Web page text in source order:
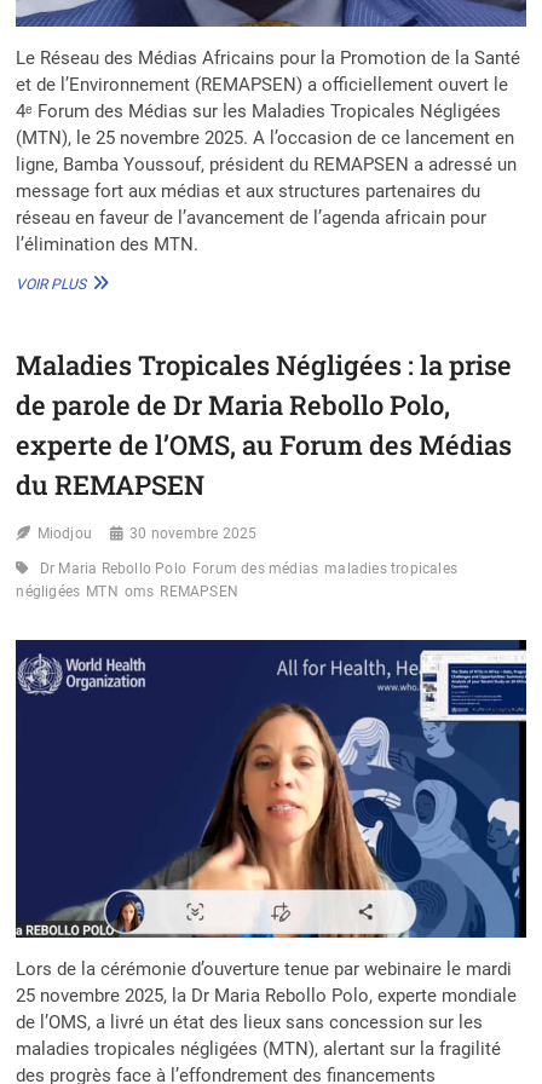
Le Réseau des Médias Africains pour la Promotion de la Santé
et de l’Environnement (REMAPSEN) a officiellement ouvert le
4ᵉ Forum des Médias sur les Maladies Tropicales Négligées
(MTN), le 25 novembre 2025. A l’occasion de ce lancement en
ligne, Bamba Youssouf, président du REMAPSEN a adressé un
message fort aux médias et aux structures partenaires du
réseau en faveur de l’avancement de l’agenda africain pour
l’élimination des MTN.
VOIR PLUS4ÈME
:
YOUSSOUF
APPELLE
À
UNE
MOBILISATION
CONTRE
LES
MTN
Maladies Tropicales Négligées : la prise
de parole de Dr Maria Rebollo Polo,
experte de l’OMS, au Forum des Médias
du REMAPSEN
Miodjou 30 novembre 2025
Dr Maria Rebollo Polo Forum des médias maladies tropicales
négligées MTN oms REMAPSEN
Lors de la cérémonie d’ouverture tenue par webinaire le mardi
25 novembre 2025, la Dr Maria Rebollo Polo, experte mondiale
de l’OMS, a livré un état des lieux sans concession sur les
maladies tropicales négligées (MTN), alertant sur la fragilité
des progrès face à l’effondrement des financements